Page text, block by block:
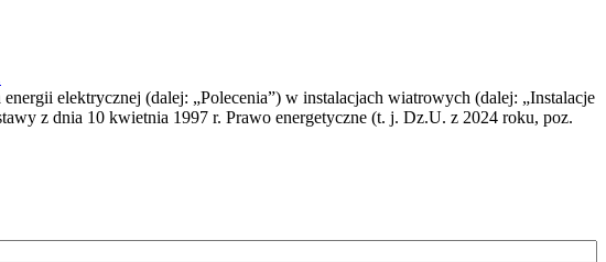
elektrycznej (dalej: „Polecenia”) w instalacjach wiatrowych (dalej: „Instalacje
z dnia 10 kwietnia 1997 r. Prawo energetyczne (t. j. Dz.U. z 2024 roku, poz.